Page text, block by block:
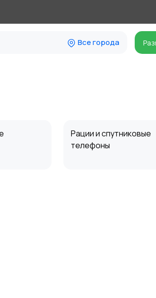
Все города
Рации и спутниковые
телефоны